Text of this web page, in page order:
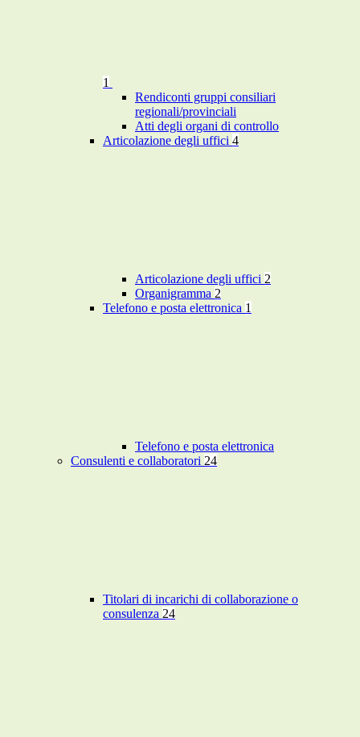
1
Rendiconti gruppi consiliari
regionali/provinciali
Atti degli organi di controllo
Articolazione degli uffici 4
Articolazione degli uffici 2
Organigramma 2
Telefono e posta elettronica 1
Telefono e posta elettronica
Consulenti e collaboratori 24
Titolari di incarichi di collaborazione o
consulenza 24